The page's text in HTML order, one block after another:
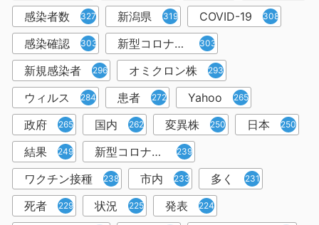
感染者数 327 新潟県 319 COVID-19 308
感染確認 303 新型コロナウィルス感染症 303
新規感染者 296 オミクロン株 293
ウィルス 284 患者 272 Yahoo 265
政府 265 国内 262 変異株 250 日本 250
結果 249 新型コロナウイルスワクチン 239
ワクチン接種 238 市内 233 多く 231
死者 229 状況 225 発表 224